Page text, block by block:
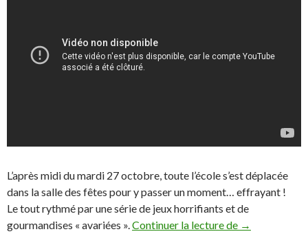
L’après midi du mardi 27 octobre, toute l’école s’est déplacée
dans la salle des fêtes pour y passer un moment… effrayant !
Le tout rythmé par une série de jeux horrifiants et de
gourmandises « avariées ».Continuer la lecture de Halloween
→